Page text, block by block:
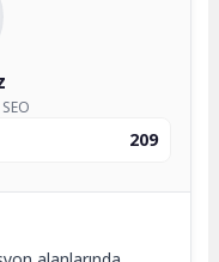
209